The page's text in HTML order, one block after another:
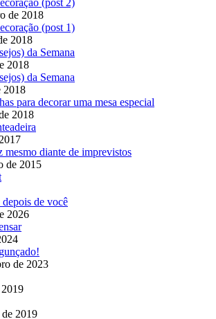
(post 2)
de 2018
(post 1)
2018
da Semana
2018
da Semana
2018
para decorar uma mesa especial
2018
mesmo diante de imprevistos
de 2015
de você
2026
de 2023
2019